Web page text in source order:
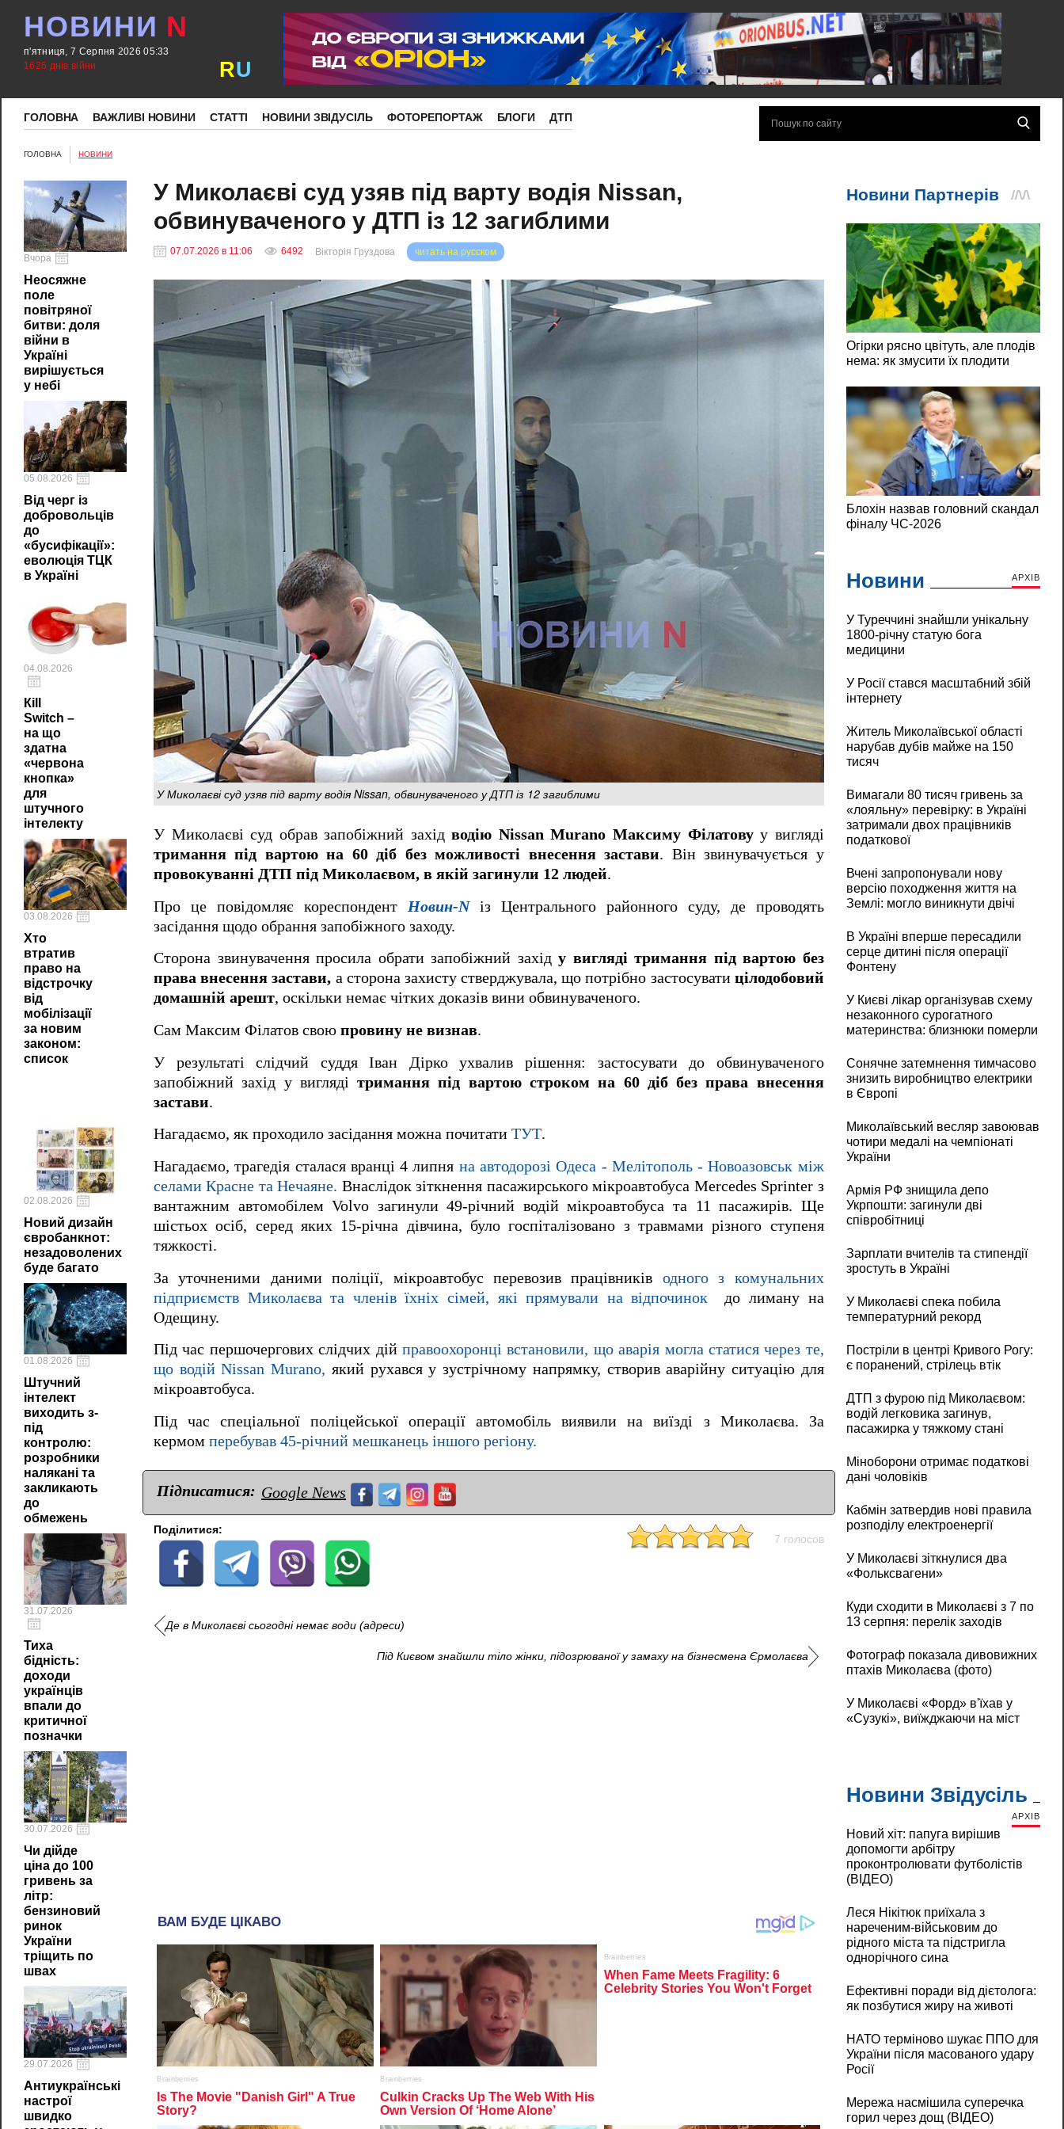
НОВИНИ N
п'ятниця, 7 Серпня 2026 05:33
1626 днів війни
RU
ГОЛОВНА ВАЖЛИВІ НОВИНИ СТАТТІ НОВИНИ ЗВІДУСІЛЬ ФОТОРЕПОРТАЖ БЛОГИ ДТП
ГОЛОВНА НОВИНИ
Вчора
Неосяжне
поле
повітряної
битви: доля
війни в
Україні
вирішується
у небі
05.08.2026
Від черг із
добровольців
до
«бусифікації»:
еволюція ТЦК
в Україні
04.08.2026
Кill
Switch –
на що
здатна
«червона
кнопка»
для
штучного
інтелекту
03.08.2026
Хто
втратив
право на
відстрочку
від
мобілізації
за новим
законом:
список
02.08.2026
Новий дизайн
євробанкнот:
незадоволених
буде багато
01.08.2026
Штучний
інтелект
виходить з-
під
контролю:
розробники
налякані та
закликають
до
обмежень
31.07.2026
Тиха
бідність:
доходи
українців
впали до
критичної
позначки
30.07.2026
Чи дійде
ціна до 100
гривень за
літр:
бензиновий
ринок
України
тріщить по
швах
29.07.2026
Антиукраїнські
настрої
швидко
У Миколаєві суд узяв під варту водія Nissan,
обвинуваченого у ДТП із 12 загиблими
07.07.2026 в 11:06 6492 читать на русском
Вікторія Груздова
У Миколаєві суд узяв під варту водія Nissan, обвинуваченого у ДТП із 12 загиблими
У Миколаєві суд обрав запобіжний західводію Nissan Murano Максиму Філатовуу вигляді
тримання під вартою на 60 діб без можливості внесення застави. Він звинувачується у
провокуванні ДТП під Миколаєвом, в якій загинули 12 людей.
Про це повідомляє кореспондент Новин-Nіз Центрального районного суду, де проводять
засідання щодо обрання запобіжного заходу.
Сторона звинувачення просила обрати запобіжний західу вигляді тримання під вартою без
права внесення застави, а сторона захисту стверджувала, що потрібно застосувати цілодобовий
домашній арешт, оскільки немає чітких доказів вини обвинуваченого.
Сам Максим Філатов свою провину не визнав.
У результаті слідчий суддя Іван Дірко ухвалив рішення: застосувати до обвинуваченого
запобіжний захід у виглядітримання під вартою строком на 60 діб без права внесення
застави.
Нагадаємо, як проходило засідання можна почитати ТУТ.
Нагадаємо, трагедія сталася вранці 4 липня на автодорозі Одеса - Мелітополь - Новоазовськ між
селами Красне та Нечаяне. Внаслідок зіткнення пасажирського мікроавтобуса Mercedes Sprinter з
вантажним автомобілем Volvo загинули 49-річний водій мікроавтобуса та 11 пасажирів. Ще
шістьох осіб, серед яких 15-річна дівчина, було госпіталізовано з травмами різного ступеня
тяжкості.
За уточненими даними поліції, мікроавтобус перевозив працівників одного з комунальних
підприємств Миколаєва та членів їхніх сімей, які прямували на відпочинок
до лиману на
Одещину.
Під час першочергових слідчих дій правоохоронці встановили, що аварія могла статися через те,
що водій Nissan Murano, який рухався у зустрічному напрямку, створив аварійну ситуацію для
мікроавтобуса.
Під час спеціальної поліцейської операції автомобіль виявили на виїзді з Миколаєва. За
кермом перебував 45-річний мешканець іншого регіону.
Підписатися: Google News
Поділитися:
7 голосов
Де в Миколаєві сьогодні немає води (адреси)
Під Києвом знайшли тіло жінки, підозрюваної у замаху на бізнесмена Єрмолаєва
Новини АРХІВ
У Туреччині знайшли унікальну
1800-річну статую бога
медицини
У Росії стався масштабний збій
інтернету
Житель Миколаївської області
нарубав дубів майже на 150
тисяч
Вимагали 80 тисяч гривень за
«лояльну» перевірку: в Україні
затримали двох працівників
податкової
Вчені запропонували нову
версію походження життя на
Землі: могло виникнути двічі
В Україні вперше пересадили
серце дитині після операції
Фонтену
У Києві лікар організував схему
незаконного сурогатного
материнства: близнюки померли
Сонячне затемнення тимчасово
знизить виробництво електрики
в Європі
Миколаївський весляр завоював
чотири медалі на чемпіонаті
України
Армія РФ знищила депо
Укрпошти: загинули дві
співробітниці
Зарплати вчителів та стипендії
зростуть в Україні
У Миколаєві спека побила
температурний рекорд
Постріли в центрі Кривого Рогу:
є поранений, стрілець втік
ДТП з фурою під Миколаєвом:
водій легковика загинув,
пасажирка у тяжкому стані
Міноборони отримає податкові
дані чоловіків
Кабмін затвердив нові правила
розподілу електроенергії
У Миколаєві зіткнулися два
«Фольксвагени»
Куди сходити в Миколаєві з 7 по
13 серпня: перелік заходів
Фотограф показала дивовижних
птахів Миколаєва (фото)
У Миколаєві «Форд» в'їхав у
«Сузукі», виїжджаючи на міст
Новини Звідусіль
АРХІВ
Новий хіт: папуга вирішив
допомогти арбітру
проконтролювати футболістів
(ВІДЕО)
Леся Нікітюк приїхала з
нареченим-військовим до
рідного міста та підстригла
однорічного сина
Ефективні поради від дієтолога:
як позбутися жиру на животі
НАТО терміново шукає ППО для
України після масованого удару
Росії
Мережа насмішила суперечка
горил через дощ (ВІДЕО)